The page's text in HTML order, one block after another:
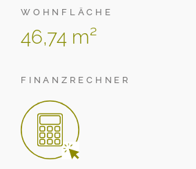
WOHNFLÄCHE
46,74 m²
FINANZRECHNER